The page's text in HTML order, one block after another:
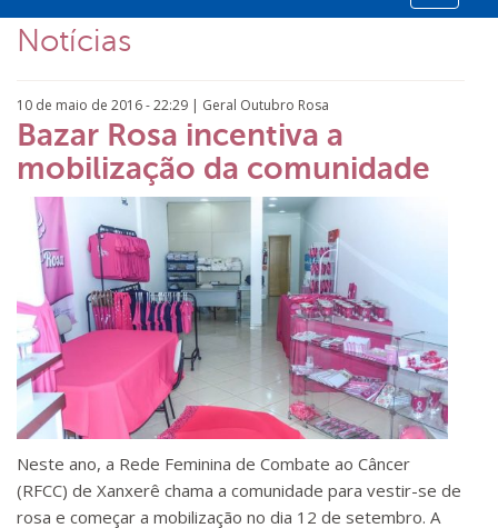
Toggle
Notícias
10 de maio de 2016 - 22:29 | Geral Outubro Rosa
Bazar Rosa incentiva a
mobilização da comunidade
Neste ano, a Rede Feminina de Combate ao Câncer
(RFCC) de Xanxerê chama a comunidade para vestir-se de
rosa e começar a mobilização no dia 12 de setembro. A